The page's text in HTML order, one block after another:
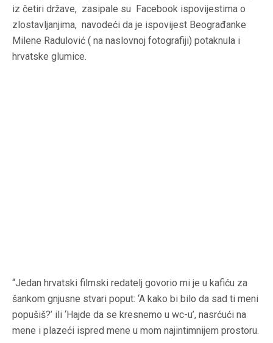
iz četiri države, zasipale su Facebook ispovijestima o
zlostavljanjima, navodeći da je ispovijest Beograđanke
Milene Radulović ( na naslovnoj fotografiji) potaknula i
hrvatske glumice.
“Jedan hrvatski filmski redatelj govorio mi je u kafiću za
šankom gnjusne stvari poput: ‘A kako bi bilo da sad ti meni
popušiš?’ ili ‘Hajde da se kresnemo u wc-u’, nasrćući na
mene i plazeći ispred mene u mom najintimnijem prostoru.